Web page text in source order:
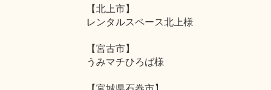
【北上市】
レンタルスペース北上様
【宮古市】
うみマチひろば様